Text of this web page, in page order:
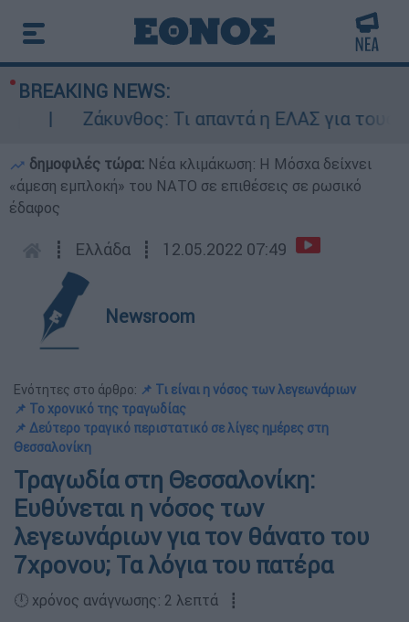
BREAKING NEWS:
Ζάκυνθος: Τι απαντά η ΕΛΑΣ για τους 8
δημοφιλές τώρα: Νέα κλιμάκωση: Η Μόσχα δείχνει
«άμεση εμπλοκή» του ΝΑΤΟ σε επιθέσεις σε ρωσικό
έδαφος
┋ Ελλάδα ┋ 12.05.2022 07:49
Newsroom
Ενότητες στο άρθρο: 📌 Τι είναι η νόσος των λεγεωνάριων
📌 Το χρονικό της τραγωδίας
📌 Δεύτερο τραγικό περιστατικό σε λίγες ημέρες στη
Θεσσαλονίκη
Τραγωδία στη Θεσσαλονίκη:
Ευθύνεται η νόσος των
λεγεωνάριων για τον θάνατο του
7χρονου; Τα λόγια του πατέρα
🕛 χρόνος ανάγνωσης: 2 λεπτά ┋